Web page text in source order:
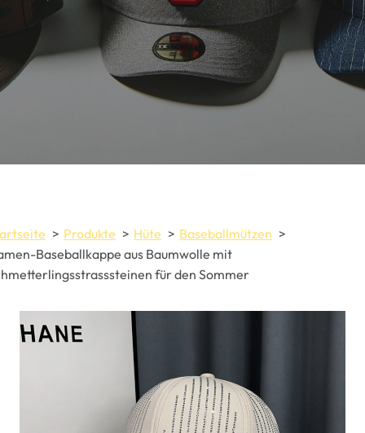
Produkte Hüte
Baseballmützen
Baseballkappe aus Baumwolle mit
für den Sommer